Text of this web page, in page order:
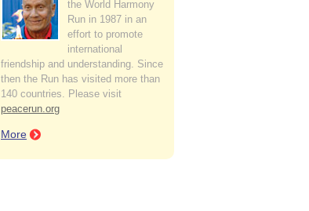
the World Harmony
Run in 1987 in an
effort to promote
international
friendship and understanding. Since
then the Run has visited more than
140 countries. Please visit
peacerun.org
More